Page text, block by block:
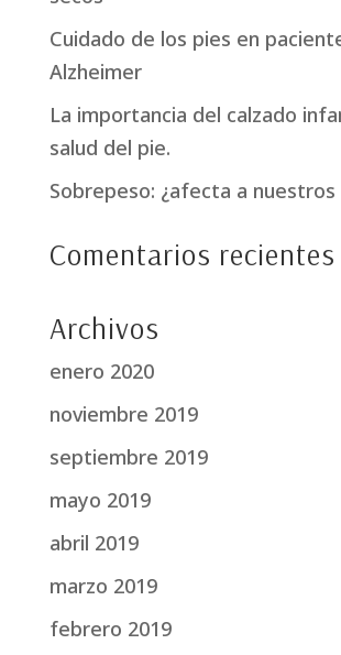
Cuidado de los pies en
Alzheimer
La importancia del calzado
salud del pie.
Sobrepeso: ¿afecta a nuestros
Comentarios recientes
Archivos
enero 2020
noviembre 2019
septiembre 2019
mayo 2019
abril 2019
marzo 2019
febrero 2019